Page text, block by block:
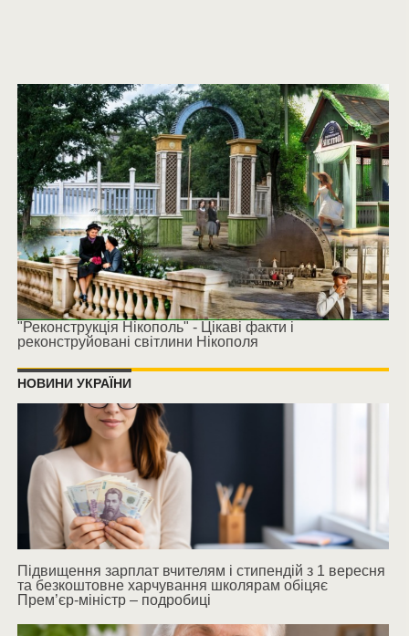
"Реконструкція Нікополь" - Цікаві факти і
реконструйовані світлини Нікополя
НОВИНИ УКРАЇНИ
Підвищення зарплат вчителям і стипендій з 1 вересня
та безкоштовне харчування школярам обіцяє
Прем’єр-міністр – подробиці